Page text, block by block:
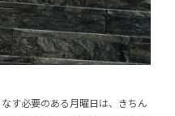
す必要のある月曜日は、きちん